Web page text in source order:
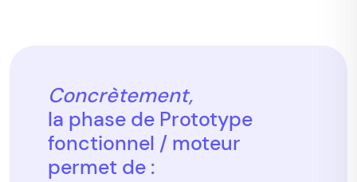
Concrètement,
la phase de Prototype
fonctionnel / moteur
permet de :